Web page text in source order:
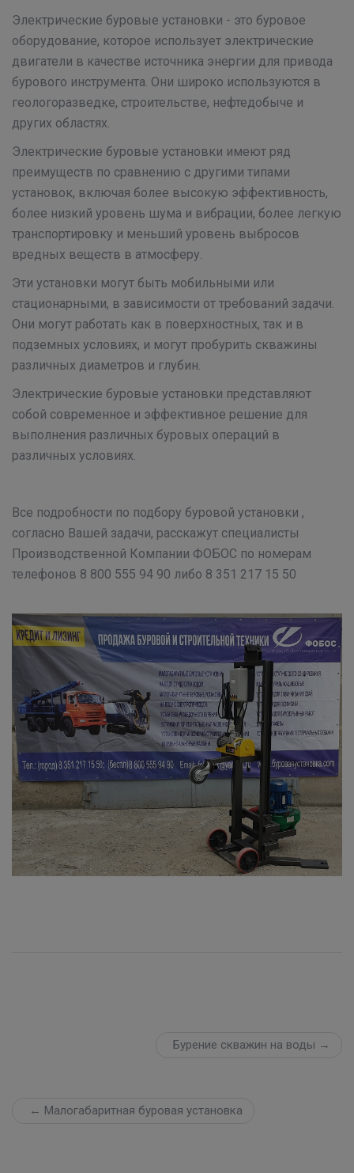
Электрические буровые установки - это буровое
оборудование, которое использует электрические
двигатели в качестве источника энергии для привода
бурового инструмента. Они широко используются в
геологоразведке, строительстве, нефтедобыче и
других областях.
Электрические буровые установки имеют ряд
преимуществ по сравнению с другими типами
установок, включая более высокую эффективность,
более низкий уровень шума и вибрации, более легкую
транспортировку и меньший уровень выбросов
вредных веществ в атмосферу.
Эти установки могут быть мобильными или
стационарными, в зависимости от требований задачи.
Они могут работать как в поверхностных, так и в
подземных условиях, и могут пробурить скважины
различных диаметров и глубин.
Электрические буровые установки представляют
собой современное и эффективное решение для
выполнения различных буровых операций в
различных условиях.
Все подробности по подбору буровой установки ,
согласно Вашей задачи, расскажут специалисты
Производственной Компании ФОБОС по номерам
телефонов 8 800 555 94 90 либо 8 351 217 15 50
Бурение скважин на воды →
← Малогабаритная буровая установка